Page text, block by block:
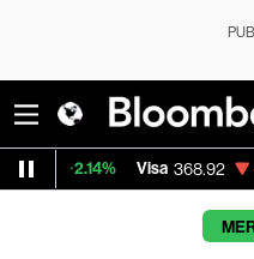
368.92 -0.18%